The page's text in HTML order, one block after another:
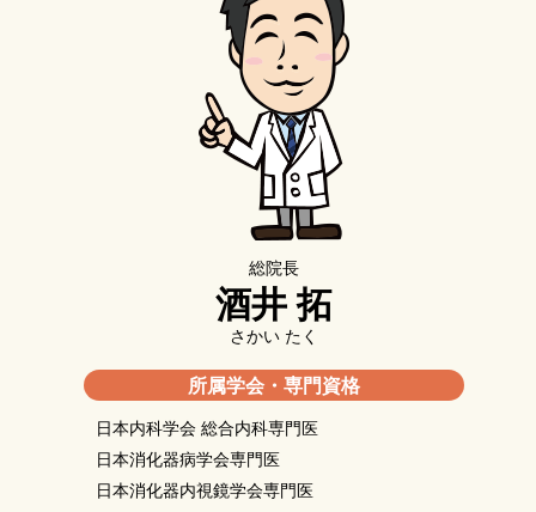
総院長
酒井 拓
さかい たく
所属学会・専門資格
日本内科学会 総合内科専門医
日本消化器病学会専門医
日本消化器内視鏡学会専門医